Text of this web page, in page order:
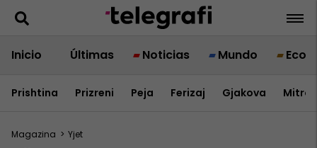
Inicio Últimas Noticias Mundo
Prishtina Prizreni Peja Ferizaj Gjakova
Magazina > Yjet